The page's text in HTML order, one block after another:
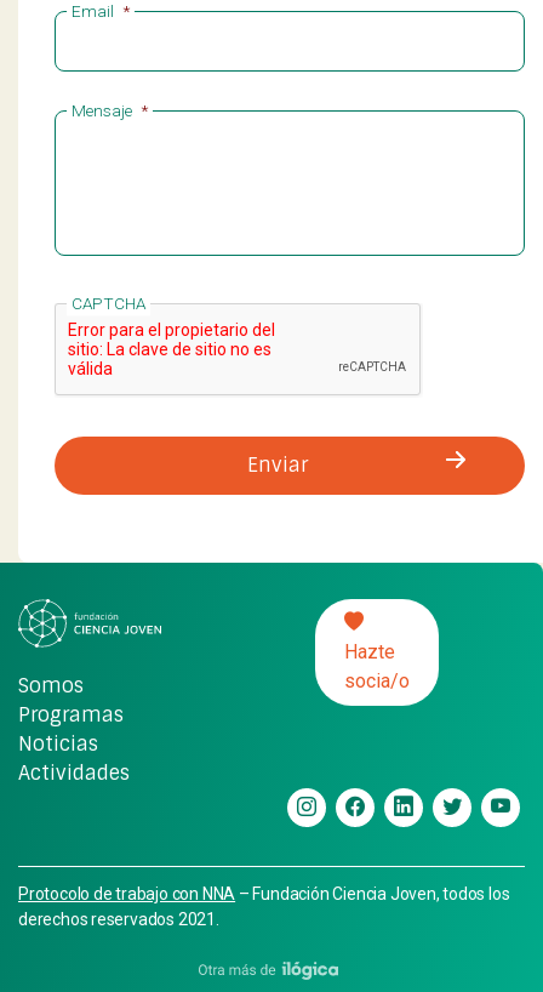
Email *
Mensaje *
CAPTCHA
Somos
Programas
Noticias
Actividades
Hazte
socia/o
Protocolo de trabajo con NNA – Fundación Ciencia Joven, todos los
derechos reservados 2021.